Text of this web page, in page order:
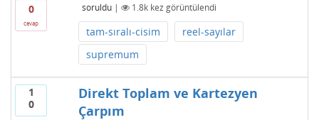
0
cevap
soruldu | 1.8kkez görüntülendi
tam-sıralı-cisim
reel-sayılar
supremum
1
0
Direkt Toplam ve Kartezyen
Çarpım